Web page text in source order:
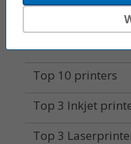
Top 10 printers
Top 3 Inkjet
Top 3